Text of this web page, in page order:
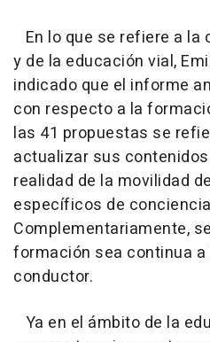
En lo que se refiere a
y de la educación vial,
indicado que el informe
con respecto a la
las 41 propuestas se
actualizar sus
realidad de la movilidad
específicos de
Complementariamente,
formación sea continua a
conductor.
Ya en el ámbito de la